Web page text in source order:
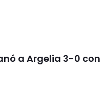
a Argelia 3-0 con